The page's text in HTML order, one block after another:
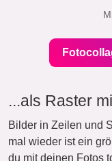
...als Raster
Bilder in Zeilen und
mal wieder ist ein
du mit deinen Fotos